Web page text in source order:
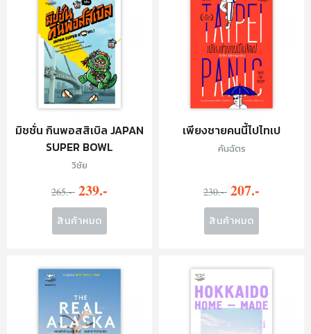
มิชชั่น กินพอสสิเบิล JAPAN
SUPER BOWL
วิชัย
265.- 239.-
สินค้าหมด
เพียงชายคนนี้ไปไทเป
คันฉัตร
230.- 207.-
สินค้าหมด